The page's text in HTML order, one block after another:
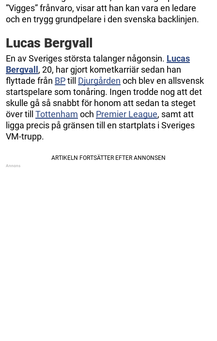
”Vigges” frånvaro, visar att han kan vara en ledare
och en trygg grundpelare i den svenska backlinjen.
Lucas Bergvall
En av Sveriges största talanger någonsin. Lucas
Bergvall , 20, har gjort kometkarriär sedan han
flyttade från BPtill Djurgården och blev en allsvensk
startspelare som tonåring. Ingen trodde nog att det
skulle gå så snabbt för honom att sedan ta steget
över till Tottenham och Premier League, samt att
ligga precis på gränsen till en startplats i Sveriges
VM-trupp.